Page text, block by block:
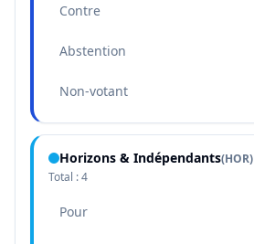
Contre
Abstention
Non-votant
Horizons & Indépendants(HOR)
Total :4
Pour